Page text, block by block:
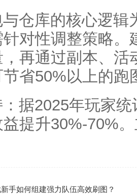
仓库的核心逻辑
对性调整策略。
再通过副本、活
省50%以上的跑
据2025年玩家
益提升30%-70%
手如何组建强力队伍高效刷图？